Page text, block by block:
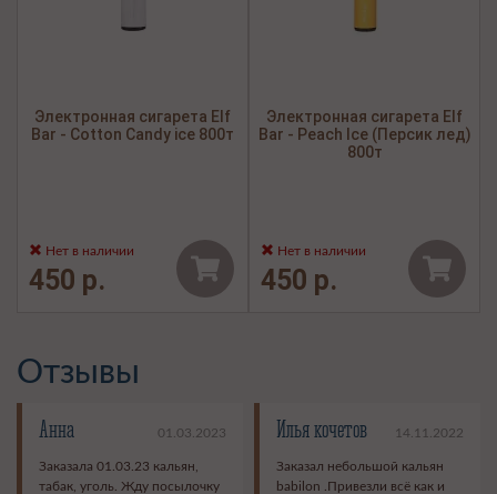
Электронная сигарета Elf
Bar - Cotton Candy ice 800т
Нет в наличии
450 р.
Электронная сигарета Elf
Bar - Peach Ice (Персик лед)
800т
Нет в наличии
450 р.
Отзывы
Анна 01.03.2023
Заказала 01.03.23 кальян,
табак, уголь. Жду посылочку
Илья кочетов 14.11.2022
Заказал небольшой кальян
babilon .Привезли всё как и